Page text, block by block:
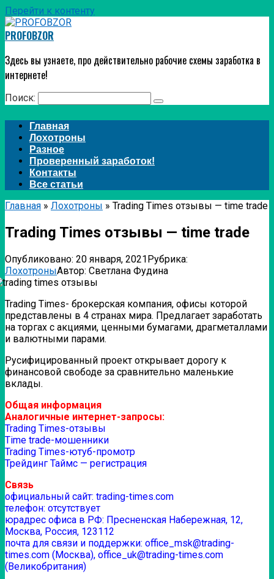
Перейти к контенту
PROFOBZOR
Здесь вы узнаете, про действительно рабочие схемы заработка в
интернете!
Поиск:
Главная
Лохотроны
Разное
Проверенный заработок!
Контакты
Все статьи
Главная » Лохотроны » Trading Times отзывы — time trade
Trading Times отзывы — time trade
Опубликовано: 20 января, 2021Рубрика:
ЛохотроныАвтор: Светлана Фудина
Trading Times- брокерская компания, офисы которой
представлены в 4 странах мира. Предлагает заработать
на торгах с акциями, ценными бумагами, драгметаллами
и валютными парами.
Русифицированный проект открывает дорогу к
финансовой свободе за сравнительно маленькие
вклады.
Общая информация
Аналогичные интернет-запросы:
Trading Times-отзывы
Time trade-мошенники
Trading Times-ютуб-промотр
Трейдинг Таймс — регистрация
Связь
официальный сайт: trading-times.com
телефон: отсутствует
юрадрес офиса в РФ: Пресненская Набережная, 12,
Москва, Россия, 123112
почта для связи и поддержки: office_msk@trading-
times.com (Москва), office_uk@trading-times.com
(Великобритания)